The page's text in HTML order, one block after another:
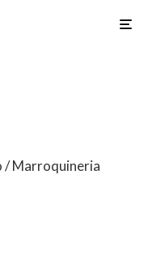
/ Marroquineria